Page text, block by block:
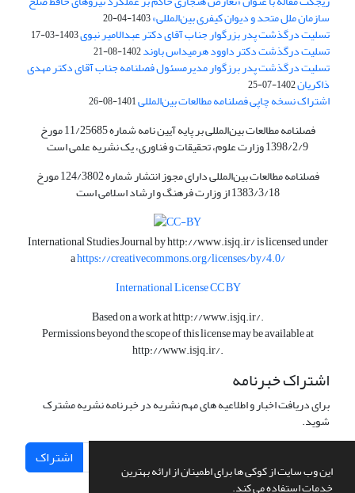
این وب سایت از کوکی ها برای اطمینان از ارائه بهترین
خدمات استفاده می کند.
سازمان ملل متحد و دیوان کیفری بین‌المللی»1403-04-20
تسلیت درگذشت پدر بزرگوار جناب آقای دکتر عبدالامیر نبوی1403-03-17
تسلیت درگذشت دکتر داوود هرمیداس باوند1402-08-21
تسلیت درگذشت پدر برزگوار مدیرمسئول فصلنامه جناب آقای دکتر مهدی
ذاکریان1402-07-25
اشتراک نسخه چاپی فصلنامه مطالعات بین‌المللی1401-08-26
فصلنامه مطالعات بین‌المللی بر پایه آیین نامه شماره 11/25685 مورخ
1398/2/9 وزارت علوم، تحقیقات و فناوری، یک نشریه علمی است
فصلنامه مطالعات بین‌المللی دارای مجوز انتشار شماره 124/3802 مورخ
1383/3/18 از وزارت فرهنگ و ارشاد اسلامی است
International Studies Journal byhttp://www.isjq.ir/is licensed under
ahttps://creativecommons.org/licenses/by/4.0/
International License CC BY
Based on a work athttp://www.isjq.ir/.
Permissions beyond the scope of this license may be available at
http://www.isjq.ir/.
اشتراک خبرنامه
برای دریافت اخبار و اطلاعیه های مهم نشریه در خبرنامه نشریه مشترک
شوید.
اشتراک